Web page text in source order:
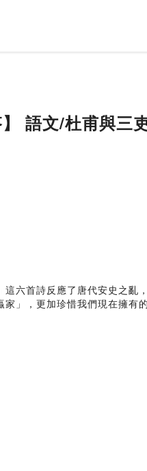
語文/杜甫與三
這六首詩反應了唐代安史之
」，更加珍惜我們現在擁有的